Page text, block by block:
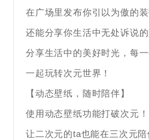
在广场里发布你引以为傲的
还能分享你生活中无处诉说
分享生活中的美好时光，每
一起玩转次元世界！
【动态壁纸，随时陪伴】
使用动态壁纸功能打破次元！
让二次元的ta也能在三次元